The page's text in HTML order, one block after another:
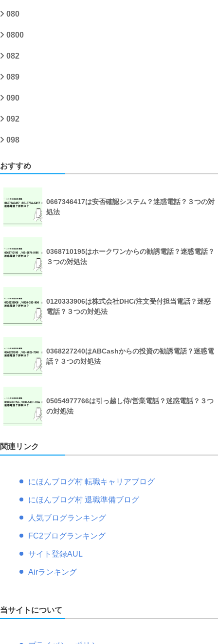
080
0800
082
089
090
092
098
おすすめ
0667346417は安否確認システム？迷惑電話？３つの対
処法
0368710195はホークワンからの勧誘電話？迷惑電話？
３つの対処法
0120333906は株式会社DHC/注文受付担当電話？迷惑
電話？３つの対処法
0368227240はABCashからの投資の勧誘電話？迷惑電
話？３つの対処法
05054977766は引っ越し侍/営業電話？迷惑電話？３つ
の対処法
関連リンク
にほんブログ村 転職キャリアブログ
にほんブログ村 退職準備ブログ
人気ブログランキング
FC2ブログランキング
サイト登録AUL
Airランキング
当サイトについて